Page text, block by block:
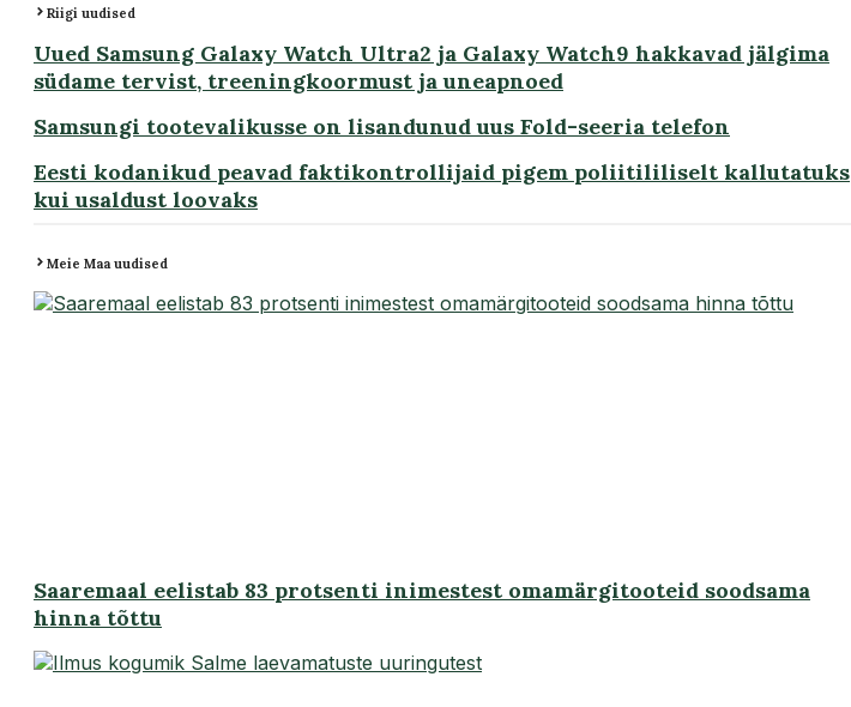
Riigi uudised
Uued Samsung Galaxy Watch Ultra2 ja Galaxy Watch9 hakkavad jälgima
südame tervist, treeningkoormust ja uneapnoed
Samsungi tootevalikusse on lisandunud uus Fold-seeria telefon
Eesti kodanikud peavad faktikontrollijaid pigem poliitililiselt kallutatuks
kui usaldust loovaks
Meie Maa uudised
Saaremaal eelistab 83 protsenti inimestest omamärgitooteid soodsama
hinna tõttu